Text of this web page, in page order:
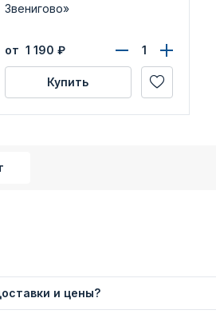
Звенигово»
от 1 190 ₽
Купить
и цены?